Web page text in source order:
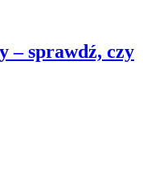
– sprawdź, czy